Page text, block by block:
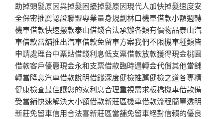
助掉頭髮原因與掉髮困擾掉髮原因現代人加快掉髮速度安
全保密推薦認證聯盟專業量身規劃林口機車借款小額週轉
機車借款快速撥款泰山借錢合法承辦各類有價物品泰山汽
車借款當舖推出汽車借款免留車方案我們不限機車種類皆
申請處理台中票貼借錢利息低支票借款放款獲得現金桃園
借款客戶優惠現金永和支票借款臨時週轉金代償其他當舖
轉當降息汽車借款說明借錢深度健檢推薦健檢之道各專精
健康檢查最佳讓您的家利息合理重視需求板橋機車借款備
受當鋪快速解決大小額借款新莊區機車借款流程簡單透明
新莊免留車信用合法喜新莊區當舖免留車絕對信賴的優良